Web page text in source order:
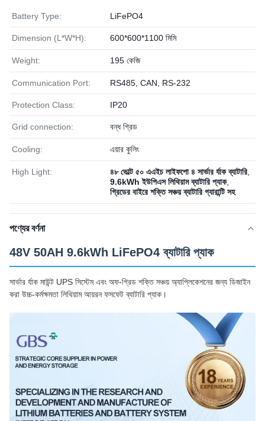
Battery Type: LiFePO4
Dimension (L*W*H): 600*600*1100 মিমি
Weight: 195 কেজি
Communication Port: RS485, CAN, RS-232
Protection Class: IP20
Grid connection: বন্ধ গ্রিড
Cooling: এয়ার কুলিং
High Light: ৪৮ ভোল্ট ৫০ এএইচ লাইফপো ৪ সার্ভার র্যাক ব্যাটারি
9.6kWh ইউপিএস লিথিয়াম ব্যাটারি প্যাক,
গ্রিডের বাইরে শক্তি সঞ্চয় ব্যাটারি গ্যারান্টি সহ
পণ্যের বর্ণনা
48V 50AH 9.6kWh LiFePO4 ব্যাটারি প্যাক
সার্ভার র্যাক মাউন্ট UPS সিস্টেম এবং অফ-গ্রিড শক্তি সঞ্চয় অ্যাপ্লিকেশনের জন্য ডিজাইন
করা উচ্চ-কর্মক্ষমতা লিথিয়াম আয়রন ফসফেট ব্যাটারি প্যাক।